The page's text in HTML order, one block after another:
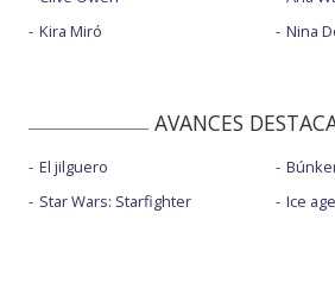
Kira Miró
Nina
AVANCES
El jilguero
Star Wars: Starfighter
Ice